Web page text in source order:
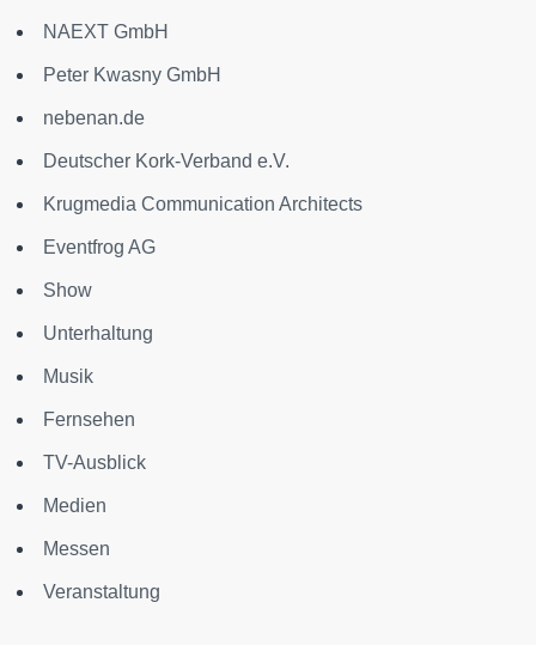
NAEXT GmbH
Peter Kwasny GmbH
nebenan.de
Deutscher Kork-Verband e.V.
Krugmedia Communication Architects
Eventfrog AG
Show
Unterhaltung
Musik
Fernsehen
TV-Ausblick
Medien
Messen
Veranstaltung